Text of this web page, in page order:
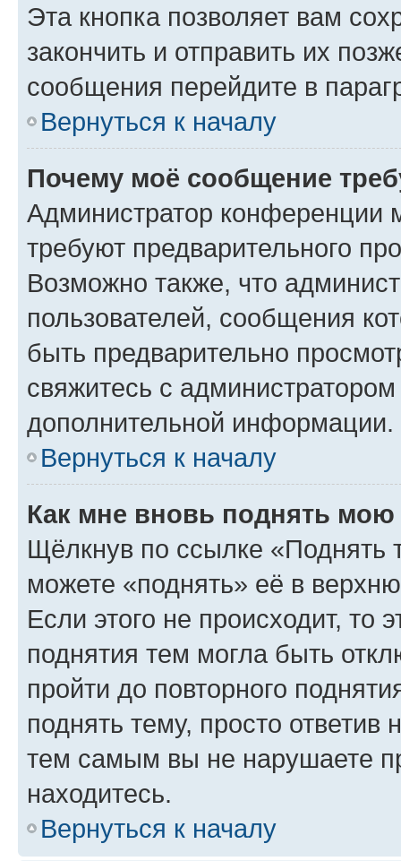
Эта кнопка позволяет вам
закончить и отправить их
сообщения перейдите в
Вернуться к началу
Почему моё сообщение
Администратор конференции
требуют предварительного
Возможно также, что
пользователей, сообщения
быть предварительно
свяжитесь с
дополнительной информации.
Вернуться к началу
Как мне вновь поднять мою
Щёлкнув по ссылке «Поднять
можете «поднять» её в
Если этого не происходит, то
поднятия тем могла быть
пройти до повторного
поднять тему, просто ответив
тем самым вы не нарушаете
находитесь.
Вернуться к началу